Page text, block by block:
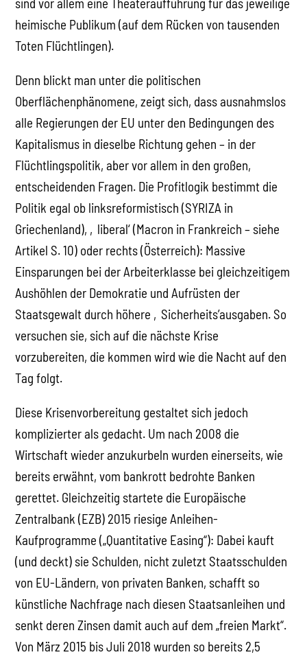
sind vor allem eine Theateraufführung für das jeweilige
heimische Publikum (auf dem Rücken von tausenden
Toten Flüchtlingen).
Denn blickt man unter die politischen
Oberflächenphänomene, zeigt sich, dass ausnahmslos
alle Regierungen der EU unter den Bedingungen des
Kapitalismus in dieselbe Richtung gehen – in der
Flüchtlingspolitik, aber vor allem in den großen,
entscheidenden Fragen. Die Profitlogik bestimmt die
Politik egal ob linksreformistisch (SYRIZA in
Griechenland), ‚liberal‘ (Macron in Frankreich – siehe
Artikel S. 10) oder rechts (Österreich): Massive
Einsparungen bei der Arbeiterklasse bei gleichzeitigem
Aushöhlen der Demokratie und Aufrüsten der
Staatsgewalt durch höhere ‚Sicherheits’ausgaben. So
versuchen sie, sich auf die nächste Krise
vorzubereiten, die kommen wird wie die Nacht auf den
Tag folgt.
Diese Krisenvorbereitung gestaltet sich jedoch
komplizierter als gedacht. Um nach 2008 die
Wirtschaft wieder anzukurbeln wurden einerseits, wie
bereits erwähnt, vom bankrott bedrohte Banken
gerettet. Gleichzeitig startete die Europäische
Zentralbank (EZB) 2015 riesige Anleihen-
Kaufprogramme („Quantitative Easing“): Dabei kauft
(und deckt) sie Schulden, nicht zuletzt Staatsschulden
von EU-Ländern, von privaten Banken, schafft so
künstliche Nachfrage nach diesen Staatsanleihen und
senkt deren Zinsen damit auch auf dem „freien Markt“.
Von März 2015 bis Juli 2018 wurden so bereits 2,5